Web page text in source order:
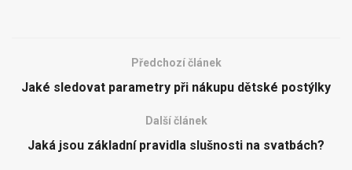
Předchozí článek
Jaké sledovat parametry při nákupu dětské postýlky
Další článek
Jaká jsou základní pravidla slušnosti na svatbách?